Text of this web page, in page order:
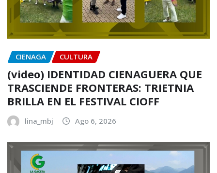
CIENAGA CULTURA
(video) IDENTIDAD CIENAGUERA QUE
TRASCIENDE FRONTERAS: TRIETNIA
BRILLA EN EL FESTIVAL CIOFF
lina_mbj Ago 6, 2026